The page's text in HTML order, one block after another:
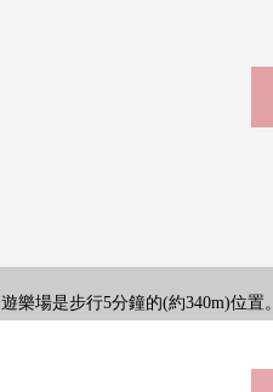
樂場是步行5分鐘的(約340m)位置。
能結實地布置。
熟悉的陽光擴大。
向陽處空間
開放利用。
過團聚的時間
換氣的後門。
是要洗的東西容易做的偏大的洗滌
的Flat的IH烹調面板。
洗臉用品，打掃用具。
於換氣的窗！
潔馬桶座。
。
塌米)
塌米)
塌米)
塌米)
塌米)
風景。
。長大衣也有被戴的衣架管子。
空白。
菜園。
以及花圍住，生活♪
觀
觀
氛清靜的住宅地。
貨。4台高屋頂停車能停好。